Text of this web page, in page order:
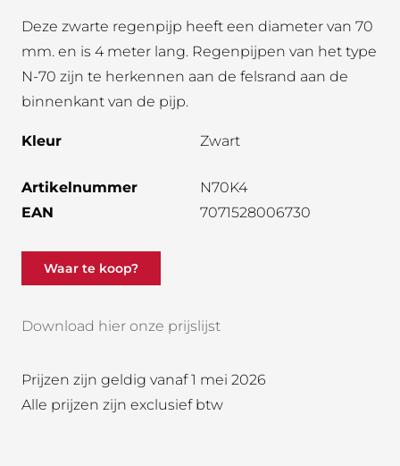
Deze zwarte regenpijp heeft een diameter van 70
mm. en is 4 meter lang. Regenpijpen van het type
N-70 zijn te herkennen aan de felsrand aan de
binnenkant van de pijp.
Kleur Zwart
Artikelnummer
N70K4
EAN
7071528006730
Waar te koop?
Download hier onze prijslijst
Prijzen zijn geldig vanaf 1 mei 2026
Alle prijzen zijn exclusief btw